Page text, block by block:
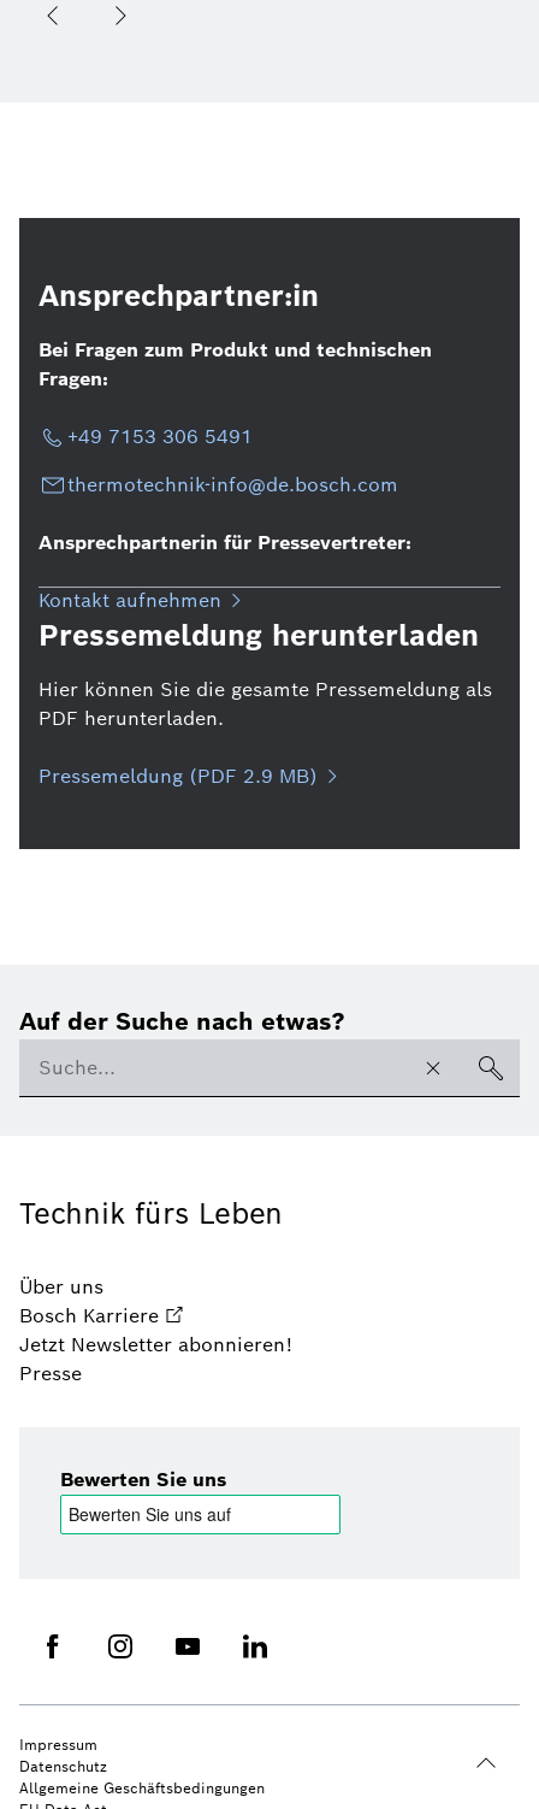
Ansprechpartner:in
Bei Fragen zum Produkt und technischen
Fragen:
+49 7153 306 5491
thermotechnik-info@de.bosch.com
Ansprechpartnerin für Pressevertreter:
Kontakt aufnehmen
Pressemeldung herunterladen
Hier können Sie die gesamte Pressemeldung als
PDF herunterladen.
Pressemeldung (PDF 2.9 MB)
Auf der Suche nach etwas?
Technik fürs Leben
Über uns
Bosch Karriere
Jetzt Newsletter abonnieren!
Presse
Bewerten Sie uns
Impressum
Datenschutz
Allgemeine Geschäftsbedingungen